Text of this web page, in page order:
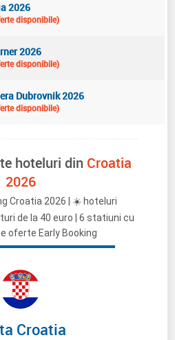
2026
disponibile)
2026
disponibile)
Dubrovnik 2026
disponibile)
hoteluri din Croatia
2026
Croatia 2026 | ☀️ hoteluri
de la 40 euro | 6 statiuni cu
oferte Early Booking
Croatia